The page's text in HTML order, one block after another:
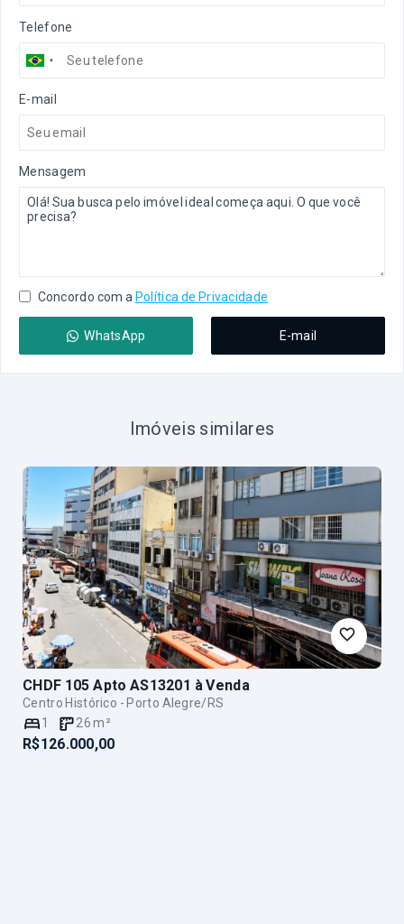
Telefone
E-mail
Mensagem
Concordo com a Política de Privacidade
WhatsApp E-mail
Imóveis similares
CHDF 105 Apto AS13201 à Venda
Centro Histórico - Porto Alegre/RS
1
26 m²
R$126.000,00